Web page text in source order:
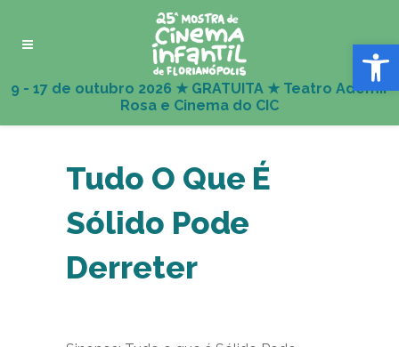
Abrir
Tudo O Que É
Sólido Pode
Derreter